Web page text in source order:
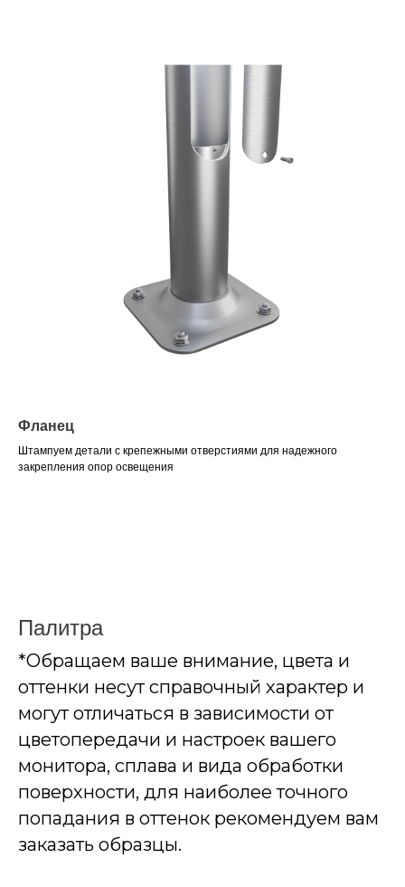
Фланец
Штампуем детали с крепежными отверстиями для надежного
закрепления опор освещения
Палитра
*Обращаем ваше внимание, цвета и
оттенки несут справочный характер и
могут отличаться в зависимости от
цветопередачи и настроек вашего
монитора, сплава и вида обработки
поверхности, для наиболее точного
попадания в оттенок рекомендуем вам
заказать образцы.